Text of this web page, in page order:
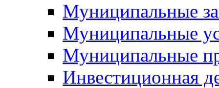
Муниципальные
Муниципальные
Муниципальные
Инвестиционная